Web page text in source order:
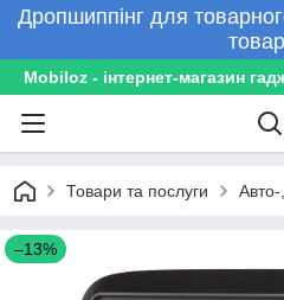
Дропшиппінг для
Mobiloz - інтернет-магазин
Товари та послуги
–13%